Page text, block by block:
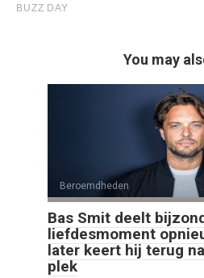
You may
Beroemdheden
Bas Smit deelt
liefdesmoment
later keert hij terug
plek